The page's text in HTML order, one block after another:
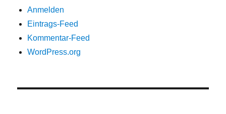
Anmelden
Eintrags-Feed
Kommentar-Feed
WordPress.org